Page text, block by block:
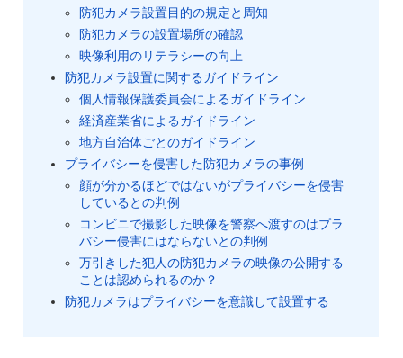
防犯カメラ設置目的の規定と周知
防犯カメラの設置場所の確認
映像利用のリテラシーの向上
防犯カメラ設置に関するガイドライン
個人情報保護委員会によるガイドライン
経済産業省によるガイドライン
地方自治体ごとのガイドライン
プライバシーを侵害した防犯カメラの事例
顔が分かるほどではないがプライバシーを侵害
しているとの判例
コンビニで撮影した映像を警察へ渡すのはプラ
バシー侵害にはならないとの判例
万引きした犯人の防犯カメラの映像の公開する
ことは認められるのか？
防犯カメラはプライバシーを意識して設置する